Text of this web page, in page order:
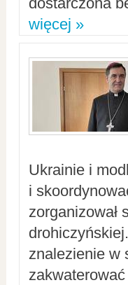
więcej »
Ukrainie i
i
zorganizował
znalezienie w